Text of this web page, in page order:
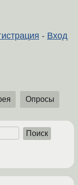
- Вход
Опросы
Поиск